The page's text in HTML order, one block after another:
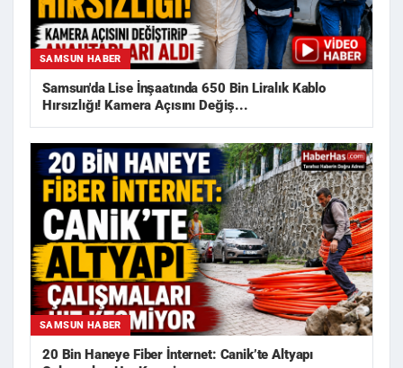
SAMSUN HABER
Samsun'da Lise İnşaatında 650 Bin Liralık Kablo
Hırsızlığı! Kamera Açısını Değiş...
SAMSUN HABER
20 Bin Haneye Fiber İnternet: Canik’te Altyapı